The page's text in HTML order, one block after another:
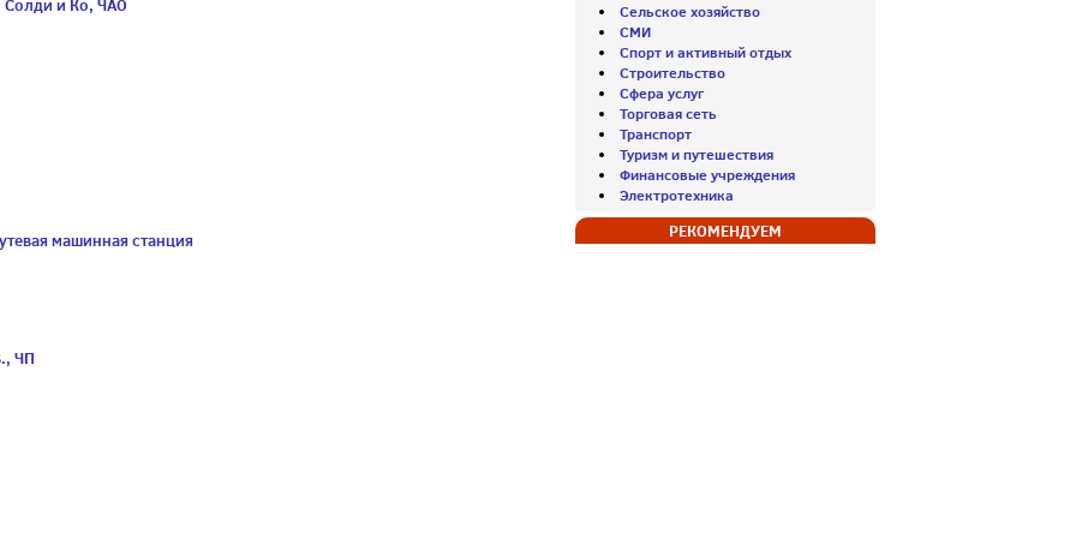
и Ко, ЧАО
машинная станция
ЧП
Сельское хозяйство
СМИ
Спорт и активный отдых
Строительство
Сфера услуг
Торговая сеть
Транспорт
Туризм и путешествия
Финансовые учреждения
Электротехника
РЕКОМЕНДУЕМ